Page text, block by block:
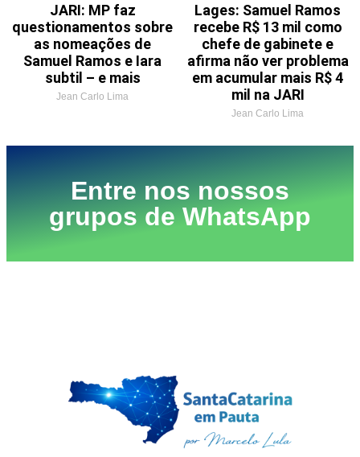
JARI: MP faz
questionamentos sobre
as nomeações de
Samuel Ramos e Iara
subtil – e mais
Jean Carlo Lima
Lages: Samuel Ramos
recebe R$ 13 mil como
chefe de gabinete e
afirma não ver problema
em acumular mais R$ 4
mil na JARI
Jean Carlo Lima
Entre nos nossos
grupos de WhatsApp